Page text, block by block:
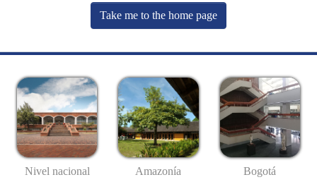
Take me to the home page
Nivel nacional Amazonía Bogotá